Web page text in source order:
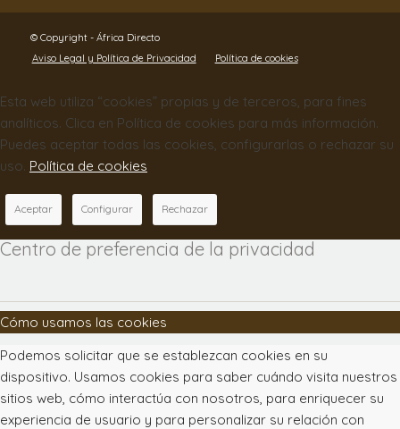
© Copyright - África Directo
Aviso Legal y Política de Privacidad
Política de cookies
Esta web utiliza “cookies” propias y de terceros, para fines
analíticos. Clica en Política de cookies para más información.
Puedes aceptar todas las cookies, configurarlas o rechazar su
uso. Política de cookies
Aceptar Configurar Rechazar
Centro de preferencia de la privacidad
Cómo usamos las cookies
Podemos solicitar que se establezcan cookies en su
dispositivo. Usamos cookies para saber cuándo visita nuestros
sitios web, cómo interactúa con nosotros, para enriquecer su
experiencia de usuario y para personalizar su relación con